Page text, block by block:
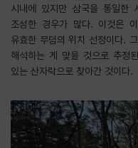
시내에 있지만 삼국을 통일한
조성한 경우가 많다. 이것은
유효한 무덤의 위치 선정이다.
해석하는 게 맞을 것으로 추정
있는 산자락으로 찾아간 것이다.